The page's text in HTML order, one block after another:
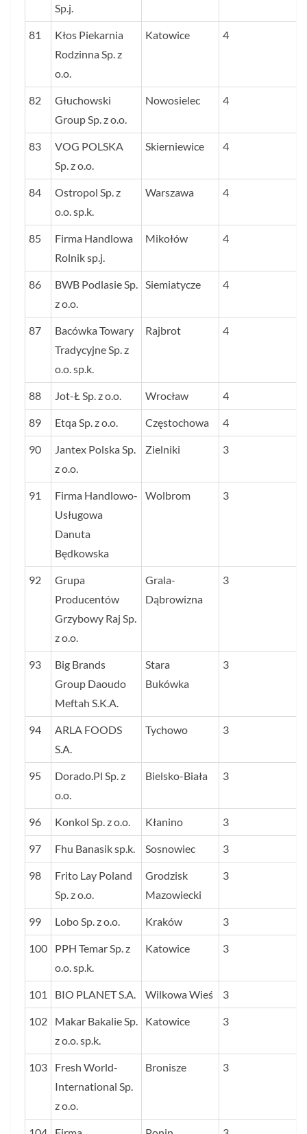
Sp.j.
81
Kłos Piekarnia
Rodzinna Sp. z
o.o.
Katowice 4
82
Głuchowski
Group Sp. z o.o.
Nowosielec 4
83
VOG POLSKA
Sp. z o.o.
Skierniewice 4
84
Ostropol Sp. z
o.o. sp.k.
Warszawa 4
85
Firma Handlowa
Rolnik sp.j.
Mikołów 4
86
BWB Podlasie Sp.
z o.o.
Siemiatycze 4
87
Bacówka Towary
Tradycyjne Sp. z
o.o. sp.k.
Rajbrot 4
88 Jot-Ł Sp. z o.o. Wrocław 4
89 Etqa Sp. z o.o. Częstochowa 4
90
Jantex Polska Sp.
z o.o.
Zielniki 3
91
Firma Handlowo-
Usługowa
Danuta
Będkowska
Wolbrom 3
92
Grupa
Producentów
Grzybowy Raj Sp.
z o.o.
Grala-
Dąbrowizna
3
93
Big Brands
Group Daoudo
Meftah S.K.A.
Stara
Bukówka
3
94
ARLA FOODS
S.A.
Tychowo 3
95
Dorado.Pl Sp. z
o.o.
Bielsko-Biała 3
96 Konkol Sp. z o.o. Kłanino 3
97 Fhu Banasik sp.k. Sosnowiec 3
98
Frito Lay Poland
Sp. z o.o.
Grodzisk
Mazowiecki
3
99 Lobo Sp. z o.o. Kraków 3
100
PPH Temar Sp. z
o.o. sp.k.
Katowice 3
101 BIO PLANET S.A. Wilkowa Wieś 3
102
Makar Bakalie Sp.
z o.o. sp.k.
Katowice 3
103
Fresh World-
International Sp.
z o.o.
Bronisze 3